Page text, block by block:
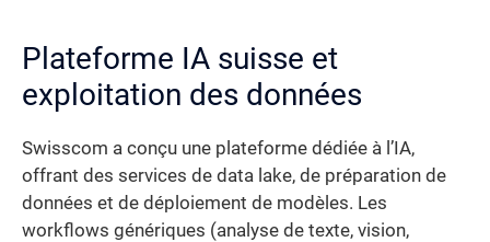
Plateforme IA suisse et
exploitation des données
Swisscom a conçu une plateforme dédiée à l’IA,
offrant des services de data lake, de préparation de
données et de déploiement de modèles. Les
workflows génériques (analyse de texte, vision,